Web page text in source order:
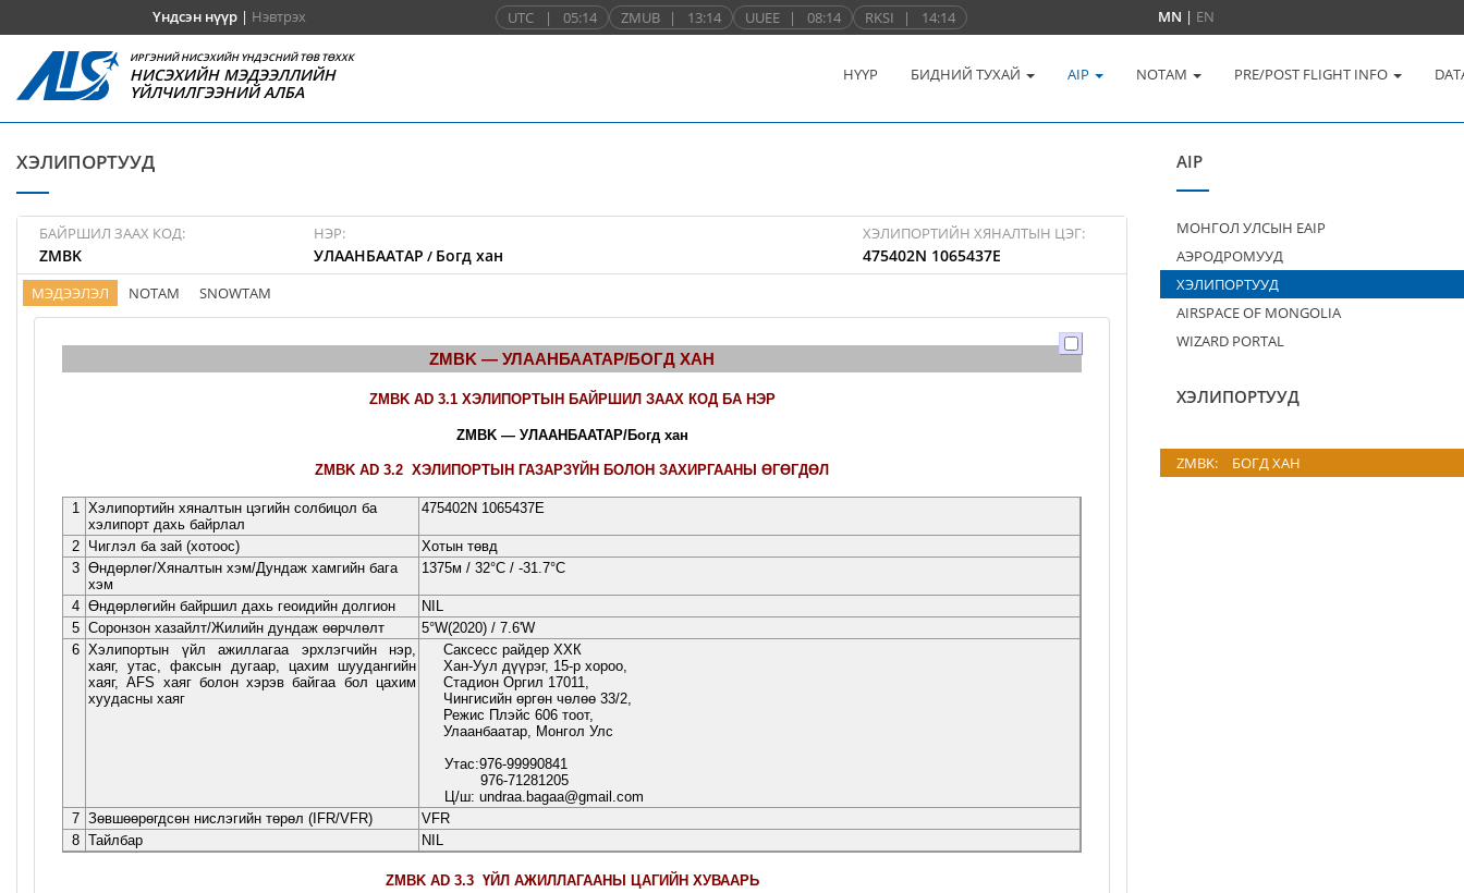
Үндсэн нүүр| Нэвтрэх UTC | 05:14 ZMUB | 13:14 UUEE | 08:14 RKSI | 14:14 MN | EN
ИРГЭНИЙ НИСЭХИЙН ҮНДЭСНИЙ ТӨВ ТӨХХК
НИСЭХИЙН МЭДЭЭЛЛИЙН
ҮЙЛЧИЛГЭЭНИЙ АЛБА
НҮҮР БИДНИЙ ТУХАЙ AIP NOTAM PRE/POST FLIGHT INFO
ХЭЛИПОРТУУД
БАЙРШИЛ ЗААХ КОД:
ZMBK
НЭР:
УЛААНБААТАР / Богд хан
ХЭЛИПОРТИЙН ХЯНАЛТЫН ЦЭГ:
475402N 1065437E
МЭДЭЭЛЭЛ NOTAM SNOWTAM
AIP
МОНГОЛ УЛСЫН EAIP
АЭРОДРОМУУД
ХЭЛИПОРТУУД
AIRSPACE OF MONGOLIA
WIZARD PORTAL
ХЭЛИПОРТУУД
ZMBK: БОГД ХАН